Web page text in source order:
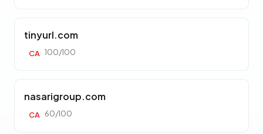
tinyurl.com
CA 100/100
nasarigroup.com
CA 60/100